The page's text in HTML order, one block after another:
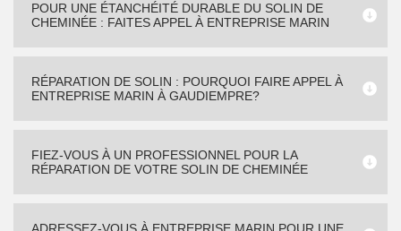
POUR UNE ÉTANCHÉITÉ DURABLE DU SOLIN DE
CHEMINÉE : FAITES APPEL À ENTREPRISE MARIN
RÉPARATION DE SOLIN : POURQUOI FAIRE APPEL À
ENTREPRISE MARIN À GAUDIEMPRE?
FIEZ-VOUS À UN PROFESSIONNEL POUR LA
RÉPARATION DE VOTRE SOLIN DE CHEMINÉE